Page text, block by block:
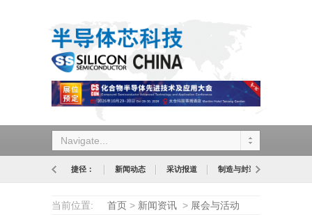
Navigate...
捷径： 新闻动态 采访报道 制造与封装
当前位置: 首页 > 新闻资讯 > 展会与活动